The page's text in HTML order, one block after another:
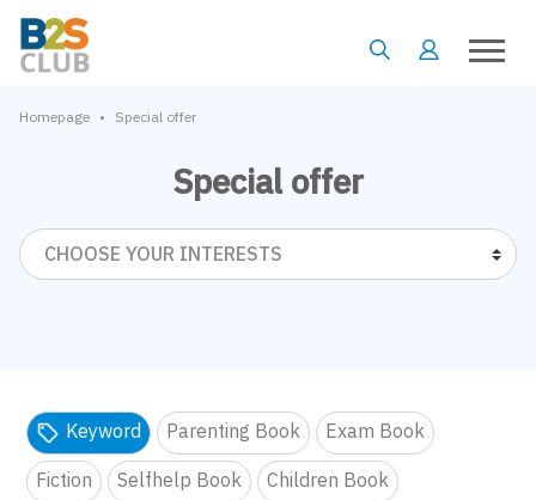
Homepage • Special offer
Special offer
CHOOSE YOUR INTERESTS
Keyword Parenting Book
Exam Book
Fiction
Selfhelp Book
Children Book